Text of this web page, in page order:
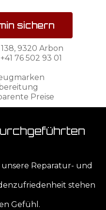
sichern
9320 Arbon
76 502 93 01
Preise
Reparatur- und
stehen
Gefühl.